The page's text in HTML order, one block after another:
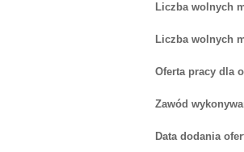
Liczba wolnych
Liczba wolnych
Oferta pracy dla
Zawód
Data dodania